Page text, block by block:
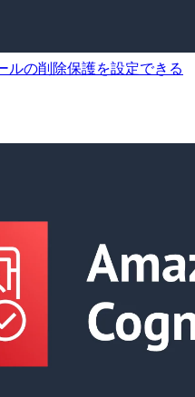
ルの削除保護を設定できる